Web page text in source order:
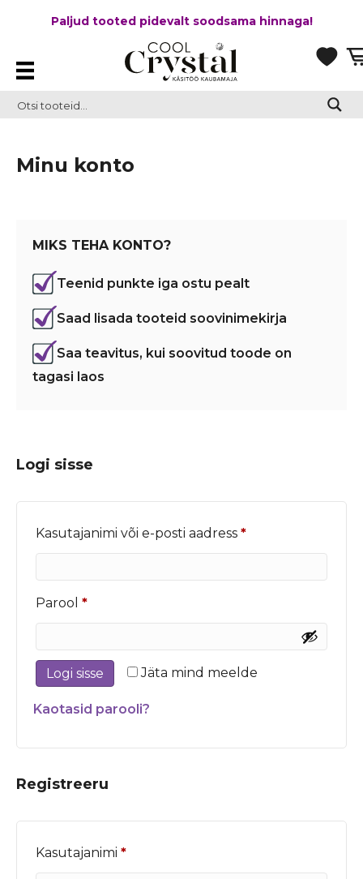
Paljud tooted pidevalt soodsama hinnaga!
Minu konto
MIKS TEHA KONTO?
Teenid punkte iga ostu pealt
Saad lisada tooteid soovinimekirja
Saa teavitus, kui soovitud toode on
tagasi laos
Logi sisse
Kasutajanimi või e-posti aadress *Nõutud
Parool *Nõutud
Jäta mind meelde
Logi sisse
Kaotasid parooli?
Registreeru
Kasutajanimi *Nõutud